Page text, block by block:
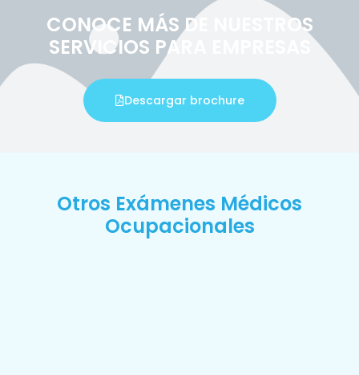
CONOCE MÁS DE NUESTROS
SERVICIOS PARA EMPRESAS
Descargar brochure
Otros Exámenes Médicos
Ocupacionales